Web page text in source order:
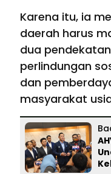
Karena itu, ia
daerah harus
dua
perlindungan
dan
masyarakat